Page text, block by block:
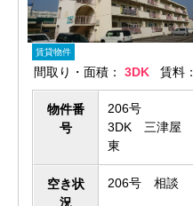
賃貸物件
間取り・面積： 3DK 賃料：
物件番
号
206号
3DK 三津屋
東
空き状
況
206号 相談